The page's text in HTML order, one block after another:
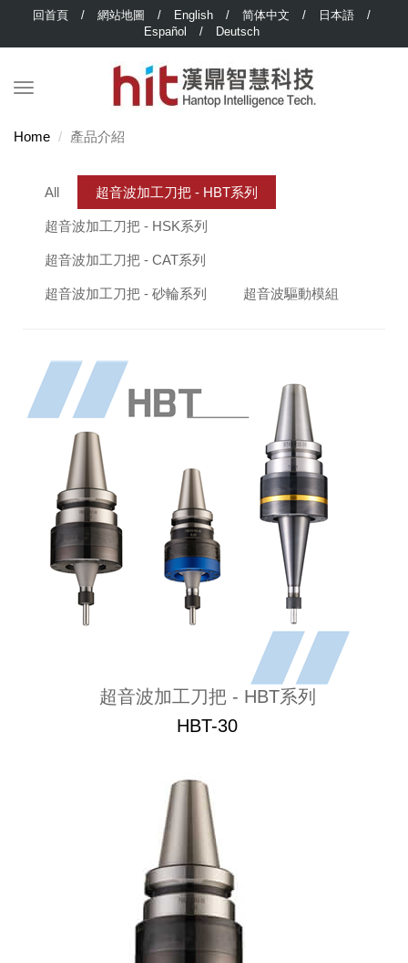
回首頁 / 網站地圖 / English / 简体中文 / 日本語
/
Español
/ Deutsch
Home 產品介紹
All 超音波加工刀把 - HBT系列
超音波加工刀把 - HSK系列
超音波加工刀把 - CAT系列
超音波加工刀把 - 砂輪系列 超音波驅動模組
超音波加工刀把 - HBT系列
HBT-30